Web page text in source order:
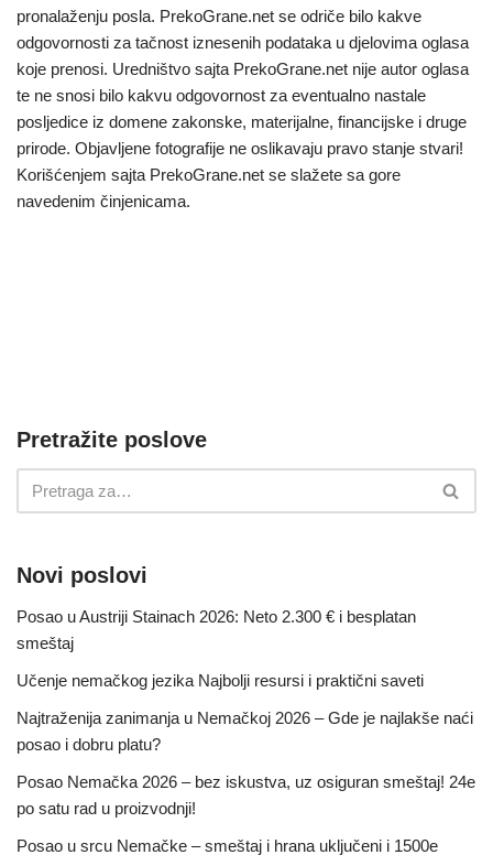
pronalaženju posla. PrekoGrane.net se odriče bilo kakve
odgovornosti za tačnost iznesenih podataka u djelovima oglasa
koje prenosi. Uredništvo sajta PrekoGrane.net nije autor oglasa
te ne snosi bilo kakvu odgovornost za eventualno nastale
posljedice iz domene zakonske, materijalne, financijske i druge
prirode. Objavljene fotografije ne oslikavaju pravo stanje stvari!
Korišćenjem sajta PrekoGrane.net se slažete sa gore
navedenim činjenicama.
Pretražite poslove
Novi poslovi
Posao u Austriji Stainach 2026: Neto 2.300 € i besplatan
smeštaj
Učenje nemačkog jezika Najbolji resursi i praktični saveti
Najtraženija zanimanja u Nemačkoj 2026 – Gde je najlakše naći
posao i dobru platu?
Posao Nemačka 2026 – bez iskustva, uz osiguran smeštaj! 24e
po satu rad u proizvodnji!
Posao u srcu Nemačke – smeštaj i hrana uključeni i 1500e